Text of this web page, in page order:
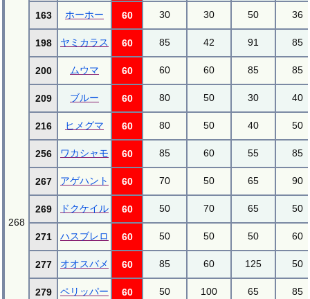
268
163 ホーホー 60 30 30 50 36
198 ヤミカラス 60 85 42 91 85
200 ムウマ 60 60 60 85 85
209 ブルー 60 80 50 30 40
216 ヒメグマ 60 80 50 40 50
256 ワカシャモ 60 85 60 55 85
267 アゲハント 60 70 50 65 90
269 ドクケイル 60 50 70 65 50
271 ハスブレロ 60 50 50 50 60
277 オオスバメ 60 85 60 125 50
279 ペリッパー 60 50 100 65 85